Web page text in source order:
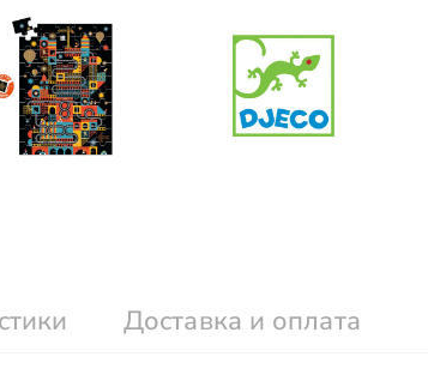
Доставка и оплата